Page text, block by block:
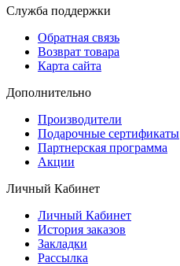
Служба поддержки
Обратная связь
Возврат товара
Карта сайта
Дополнительно
Производители
Подарочные сертификаты
Партнерская программа
Акции
Личный Кабинет
Личный Кабинет
История заказов
Закладки
Рассылка